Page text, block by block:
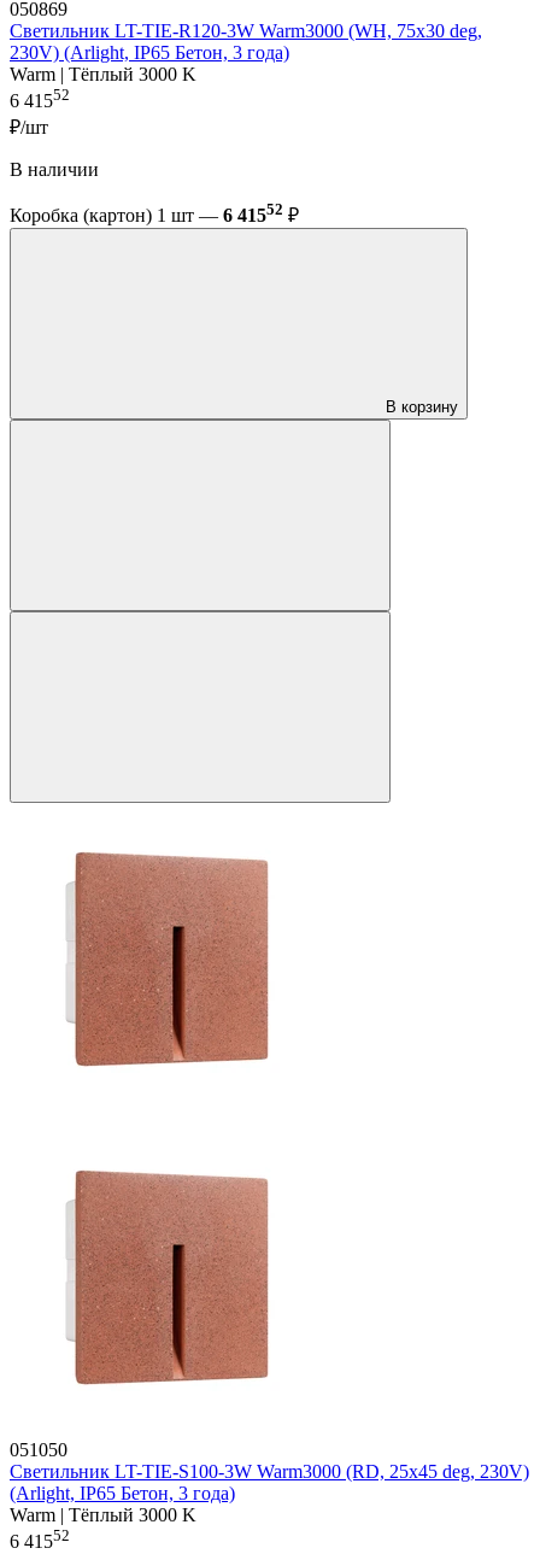
050869
Светильник LT-TIE-R120-3W Warm3000 (WH, 75x30 deg,
230V) (Arlight, IP65 Бетон, 3 года)
Warm | Тёплый 3000 K
6 41552
₽/шт
В наличии
Коробка (картон) 1 шт — 6 41552 ₽
В корзину
051050
Светильник LT-TIE-S100-3W Warm3000 (RD, 25x45 deg, 230V)
(Arlight, IP65 Бетон, 3 года)
Warm | Тёплый 3000 K
6 41552